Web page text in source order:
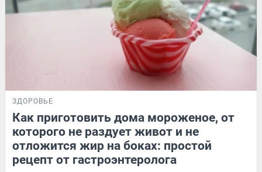
ЗДОРОВЬЕ
Как приготовить дома мороженое, от
которого не раздует живот и не
отложится жир на боках: простой
рецепт от гастроэнтеролога